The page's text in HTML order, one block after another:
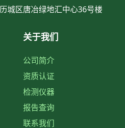
城区唐冶绿地汇中心36号楼
关于我们
公司简介
资质认证
检测仪器
报告查询
联系我们